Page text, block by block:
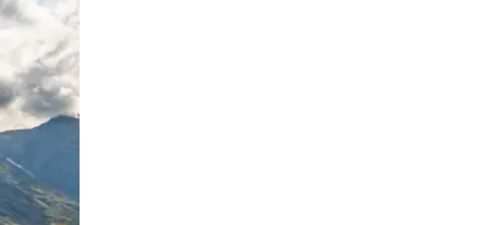
desliza el dedo.